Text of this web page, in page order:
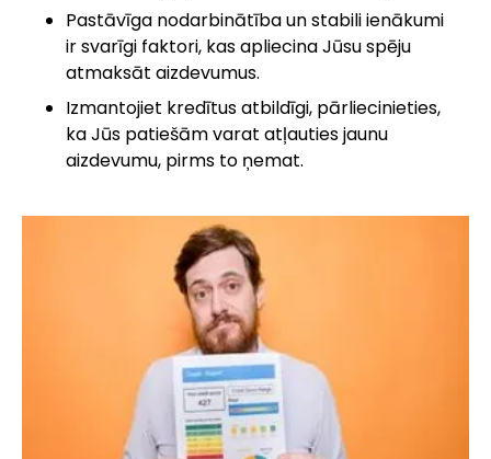
Pastāvīga nodarbinātība un stabili ienākumi
ir svarīgi faktori, kas apliecina Jūsu spēju
atmaksāt aizdevumus.
Izmantojiet kredītus atbildīgi, pārliecinieties,
ka Jūs patiešām varat atļauties jaunu
aizdevumu, pirms to ņemat.